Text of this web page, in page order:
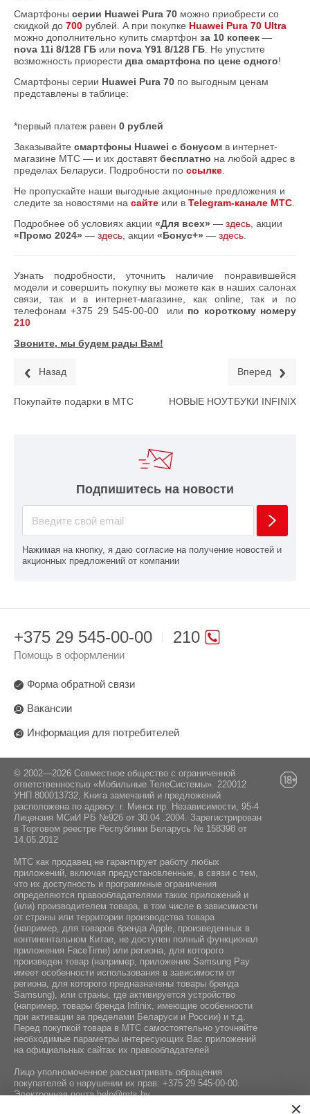
Смартфоны серии Huawei Pura 70 можно приобрести со
скидкой до 700 рублей. А при покупке Huawei Pura 70 Ultra
можно дополнительно купить смартфон за 10 копеек —
nova 11i 8/128 ГБ или nova Y91 8/128 ГБ. Не упустите
возможность приорести два смартфона по цене одного!
Смартфоны серии Huawei Pura 70 по выгодным ценам
представлены в таблице:
*первый платеж равен 0 рублей
Заказывайте смартфоны Huawei с бонусом в интернет-
магазине МТС — и их доставятбесплатно на любой адрес в
пределах Беларуси. Подробности по ссылке.
Не пропускайте наши выгодные акционные предложения и
следите за новостями на сайте или в Telegram-канале МТС.
Подробнее об условиях акции «Для всех» — здесь, акции
«Промо 2024» — здесь, акции «Бонус+» — здесь.
Узнать подробности, уточнить наличие понравившейся
модели и совершить покупку вы можете как в наших салонах
связи, так и в интернет-магазине, как online, так и по
телефонам+375 29 545-00-00 или по короткому номеру
210
Звоните, мы будем рады Вам!
Назад
Покупайте подарки в МТС
Вперед
НОВЫЕ НОУТБУКИ INFINIX
Подпишитесь на новости
Нажимая на кнопку, я даю согласие на получение новостей и
акционных предложений от компании
210
+375 29 545-00-00
Помощь в оформлении
Форма обратной связи
Вакансии
Информация для потребителей
© 2002—2026 Совместное общество с ограниченной
ответственностью «Мобильные ТелеСистемы». 220012
УНП 800013732, Книга замечаний и предложений
расположена по адресу: г. Минск пр. Независимости, 95-4
Лицензия МСиИ РБ №926 от 30.04 .2004. Зарегистрирован
в Торговом реестре Республики Беларусь № 158398 от
14.05.2012
МТС как продавец не гарантирует работу любых
приложений, включая предустановленные, в связи с тем,
что их доступность и программные ограничения
определяются правообладателями таких приложений и
(или) производителем товара, в том числе в зависимости
от страны или территории производства товара
(например, для товаров бренда Apple, произведенных в
континентальном Китае, не доступен полный функционал
приложения FaceTime) или региона, для которого
произведен товар (например, приложение Samsung Pay
имеет особенности использования в зависимости от
региона, для которого предназначены товары бренда
Samsung), или страны, где активируется устройство
(например, товары бренда Infiniх, имеющие особенности
при активации за пределами Беларуси и России) и т.д.
Перед покупкой товара в МТС самостоятельно уточняйте
необходимые параметры интересующих Вас приложений
на официальных сайтах их правообладателей
Лицо уполномоченное рассматривать обращения
покупателей о нарушении их прав: +375 29 545-00-00.
Электронная почтаhelp@mts.by